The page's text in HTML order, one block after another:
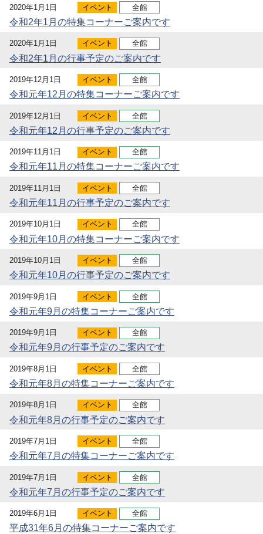
2020年1月1日 イベント 全館
令和2年1月の特集コーナーご案内です
2020年1月1日 イベント 全館
令和2年1月の行事予定のご案内です
2019年12月1日 イベント 全館
令和元年12月の特集コーナーご案内です
2019年12月1日 イベント 全館
令和元年12月の行事予定のご案内です
2019年11月1日 イベント 全館
令和元年11月の特集コーナーご案内です
2019年11月1日 イベント 全館
令和元年11月の行事予定のご案内です
2019年10月1日 イベント 全館
令和元年10月の特集コーナーご案内です
2019年10月1日 イベント 全館
令和元年10月の行事予定のご案内です
2019年9月1日 イベント 全館
令和元年9月の特集コーナーご案内です
2019年9月1日 イベント 全館
令和元年9月の行事予定のご案内です
2019年8月1日 イベント 全館
令和元年8月の特集コーナーご案内です
2019年8月1日 イベント 全館
令和元年8月の行事予定のご案内です
2019年7月1日 イベント 全館
令和元年7月の特集コーナーご案内です
2019年7月1日 イベント 全館
令和元年7月の行事予定のご案内です
2019年6月1日 イベント 全館
平成31年6月の特集コーナーご案内です